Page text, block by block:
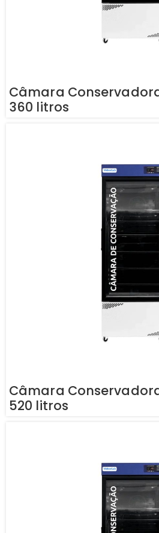
Câmara
360 litros
Câmara
520 litros